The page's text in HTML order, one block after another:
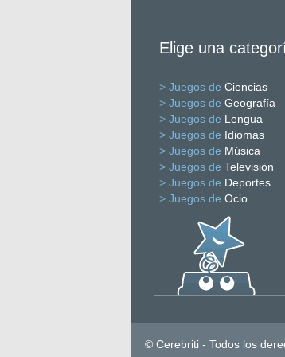
Elige una
> Juegos de Ciencias
> Juegos de Geografía
> Juegos de Lengua
> Juegos de Idiomas
> Juegos de Música
> Juegos de Televisión
> Juegos de Deportes
> Juegos de Ocio
© Cerebriti - Todos los